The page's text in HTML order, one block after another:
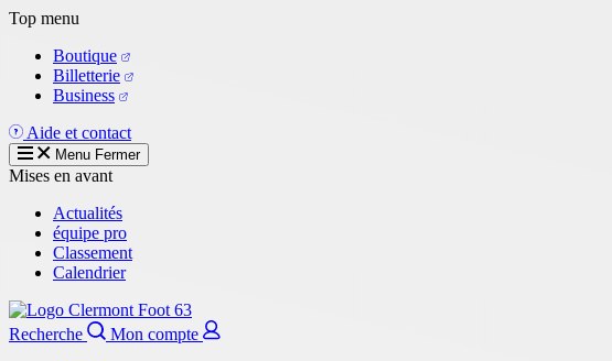
Aller
contenu
principal
Top menu
Boutique
Billetterie
Business
Aide et contact
Menu Fermer
Mises en avant
Actualités
équipe pro
Classement
Calendrier
Recherche
Mon compte